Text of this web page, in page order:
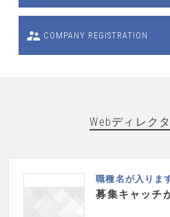
COMPANY REGISTRATION
Webディレク
職種名が入りま
募集キャッチ